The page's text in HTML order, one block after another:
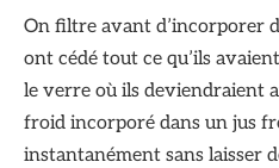
On filtre avant d’incorporer
ont cédé tout ce qu’ils
le verre où ils deviendraient
froid incorporé dans un jus
instantanément sans laisser